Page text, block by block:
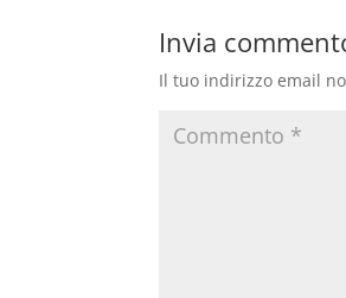
Invia
Il tuo indirizzo email